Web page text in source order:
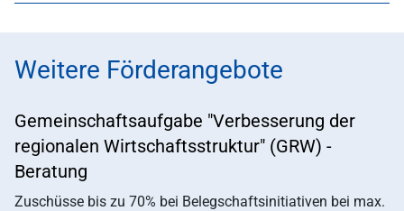
Weitere Förderangebote
Gemeinschaftsaufgabe "Verbesserung der
regionalen Wirtschaftsstruktur" (GRW) -
Beratung
Zuschüsse bis zu 70% bei Belegschaftsinitiativen bei max.